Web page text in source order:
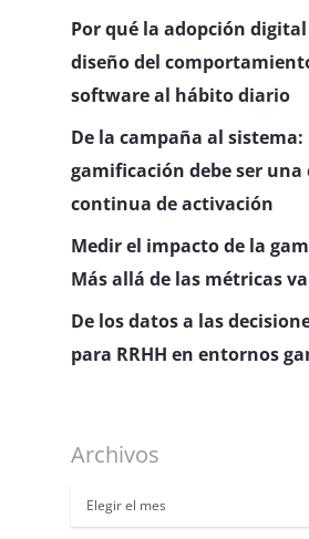
Por qué la adopción
diseño del
software al hábito diario
De la campaña al sistema:
gamificación debe ser una
continua de activación
Medir el impacto de la
Más allá de las métricas
De los datos a las
para RRHH en entornos
Archivos
Archivos